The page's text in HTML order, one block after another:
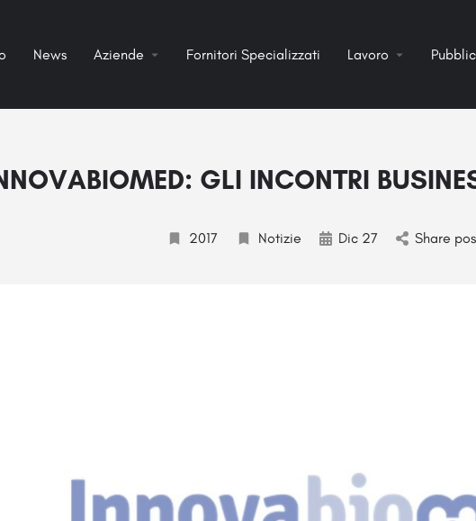
News Aziende Fornitori Specializzati Lavoro
GLI INCONTRI
2017 Notizie Dic 27 Share